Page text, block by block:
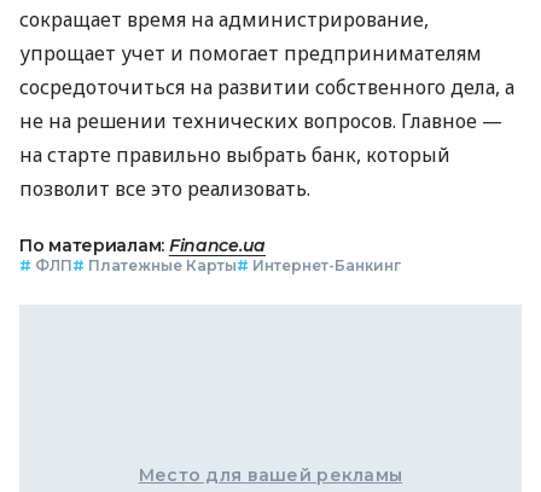
сокращает время на администрирование,
упрощает учет и помогает предпринимателям
сосредоточиться на развитии собственного дела, а
не на решении технических вопросов. Главное —
на старте правильно выбрать банк, который
позволит все это реализовать.
По материалам: Finance.ua
# ФЛП# Платежные Карты# Интернет-Банкинг
Место для вашей рекламы